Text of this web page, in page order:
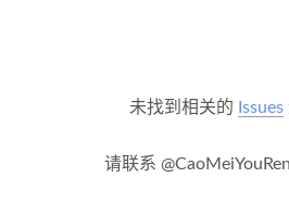
未找到相关的 Issues
请联系